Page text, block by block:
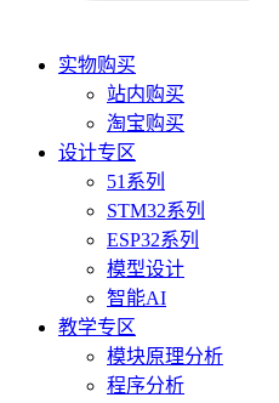
实物购买
站内购买
淘宝购买
设计专区
51系列
STM32系列
ESP32系列
模型设计
智能AI
教学专区
模块原理分析
程序分析